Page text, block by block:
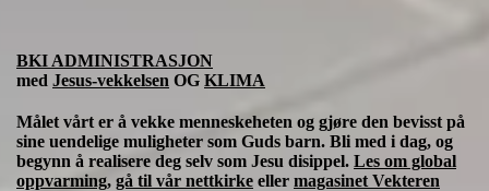
BKI ADMINISTRASJON
med Jesus-vekkelsen OG KLIMA
Målet vårt er å vekke menneskeheten og gjøre den bevisst på
sine uendelige muligheter som Guds barn. Bli med i dag, og
begynn å realisere deg selv som Jesu disippel. Les om global
oppvarming, gå til vår nettkirke eller magasinet Vekteren